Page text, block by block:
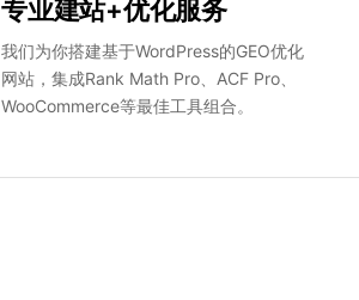
专业建站+优化服务
我们为你搭建基于WordPress的GEO优化
网站，集成Rank Math Pro、ACF Pro、
WooCommerce等最佳工具组合。